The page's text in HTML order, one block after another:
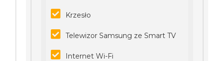
Krzesło
Telewizor Samsung ze Smart TV
Internet Wi-Fi